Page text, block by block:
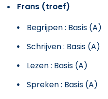
Frans (troef)
Begrijpen : Basis (A)
Schrijven : Basis (A)
Lezen : Basis (A)
Spreken : Basis (A)